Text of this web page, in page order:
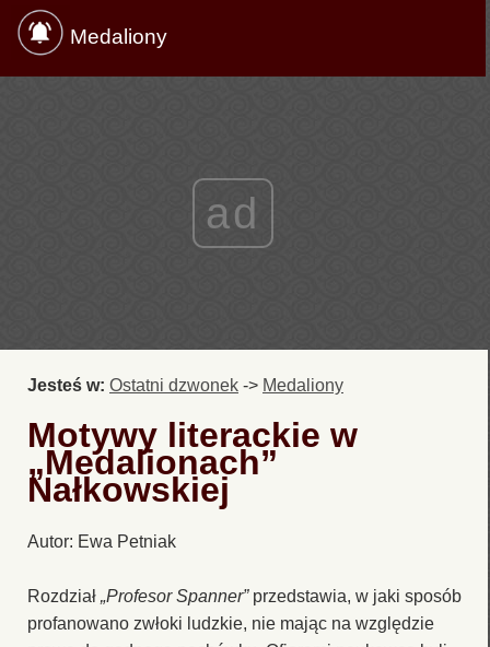
Medaliony
ad
Jesteś w: Ostatni dzwonek -> Medaliony
Motywy literackie w
„Medalionach”
Nałkowskiej
Autor: Ewa Petniak
Rozdział „Profesor Spanner”przedstawia, w jaki sposób
profanowano zwłoki ludzkie, nie mając na względzie